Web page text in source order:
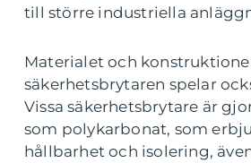
till större industriella
Materialet och
säkerhetsbrytaren spelar
Vissa säkerhetsbrytare är
som polykarbonat, som
hållbarhet och isolering,